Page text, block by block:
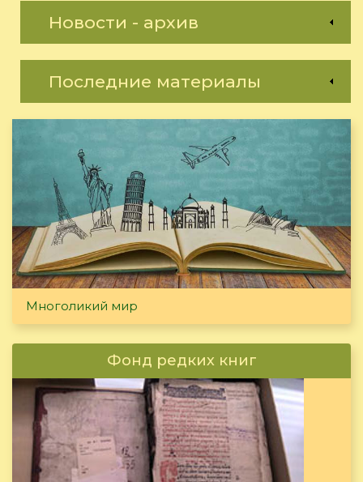
Новости - архив
Последние материалы
Многоликий мир
Фонд редких книг